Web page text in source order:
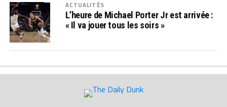
ACTUALITÉS
L’heure de Michael Porter Jr est arrivée :
« Il va jouer tous les soirs »